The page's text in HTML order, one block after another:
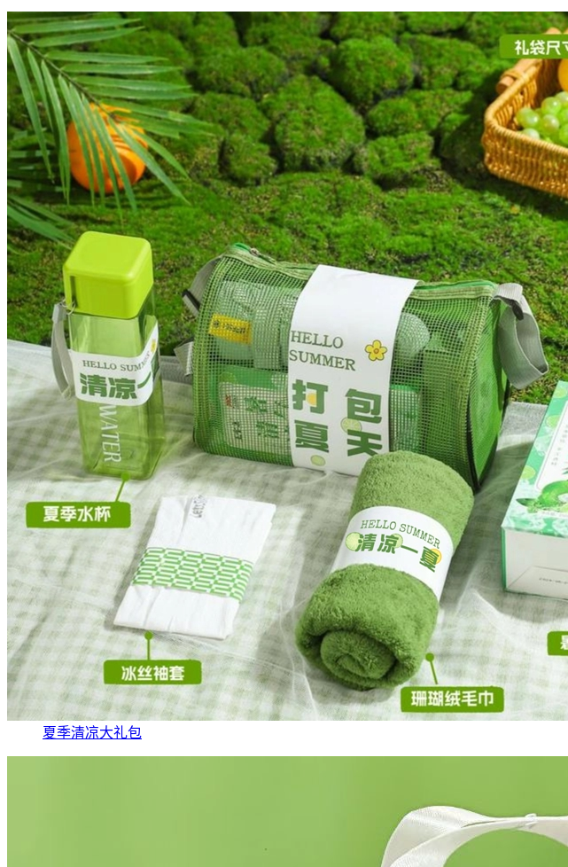
夏季清凉大礼包